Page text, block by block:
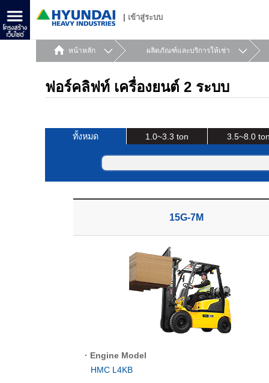
เข้าสู่ระบบ
หน้าหลัก ผลิตภัณฑ์และบริการให้เช่า
ฟอร์คลิฟท์ เครื่องยนต์ 2 ระบบ
ทั้งหมด 1.0~3.3 ton 3.5~8.0
15G-7M
· Engine Model
HMC L4KB